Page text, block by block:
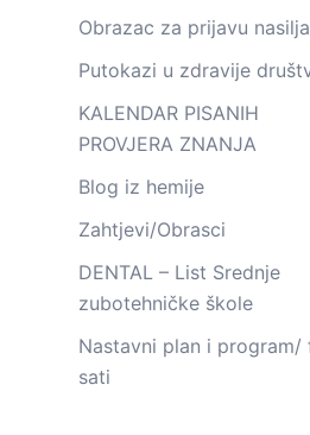
Obrazac za prijavu nasilja
Putokazi u zdravije
KALENDAR PISANIH
PROVJERA ZNANJA
Blog iz hemije
Zahtjevi/Obrasci
DENTAL – List Srednje
zubotehničke škole
Nastavni plan i program/
sati